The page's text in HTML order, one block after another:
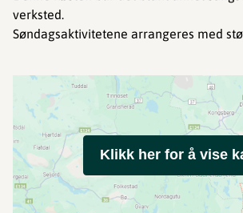
verksted.
Søndagsaktivitetene arrangeres med
Klikk her for å vise